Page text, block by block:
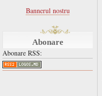
Bannerul nostru
Abonare
Abonare RSS: